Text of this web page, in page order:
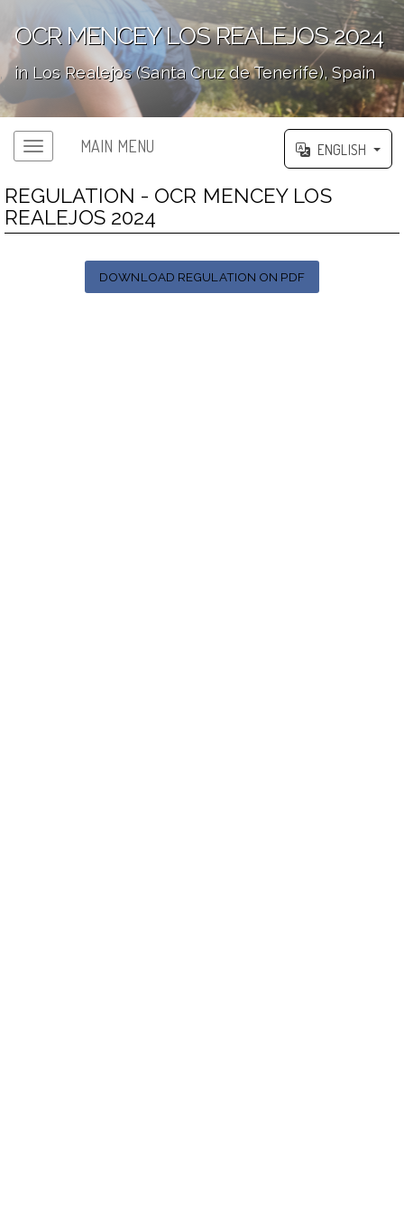
OCR MENCEY LOS REALEJOS 2024
in Los Realejos (Santa Cruz de Tenerife), Spain
';
MAIN MENU ENGLISH
REGULATION - OCR MENCEY LOS
REALEJOS 2024
DOWNLOAD REGULATION ON PDF